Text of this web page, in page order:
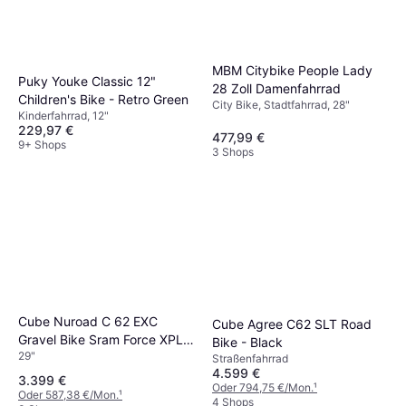
Puky Youke Classic 12"
Children's Bike - Retro Green
Kinderfahrrad, 12"
229,97 €
9+ Shops
MBM Citybike People Lady
28 Zoll Damenfahrrad
City Bike, Stadtfahrrad, 28"
477,99 €
3 Shops
Cube Nuroad C 62 EXC
Gravel Bike Sram Force XPLR
AXS 13S 700 mm
29"
3.399 €
Oder 587,38 €/Mon.¹
Cube Agree C62 SLT Road
Bike - Black
Straßenfahrrad
4.599 €
Oder 794,75 €/Mon.¹
4 Shops